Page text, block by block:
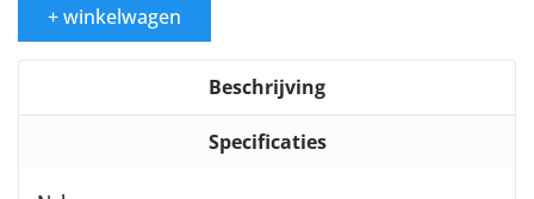
+ winkelwagen
Beschrijving
Specificaties